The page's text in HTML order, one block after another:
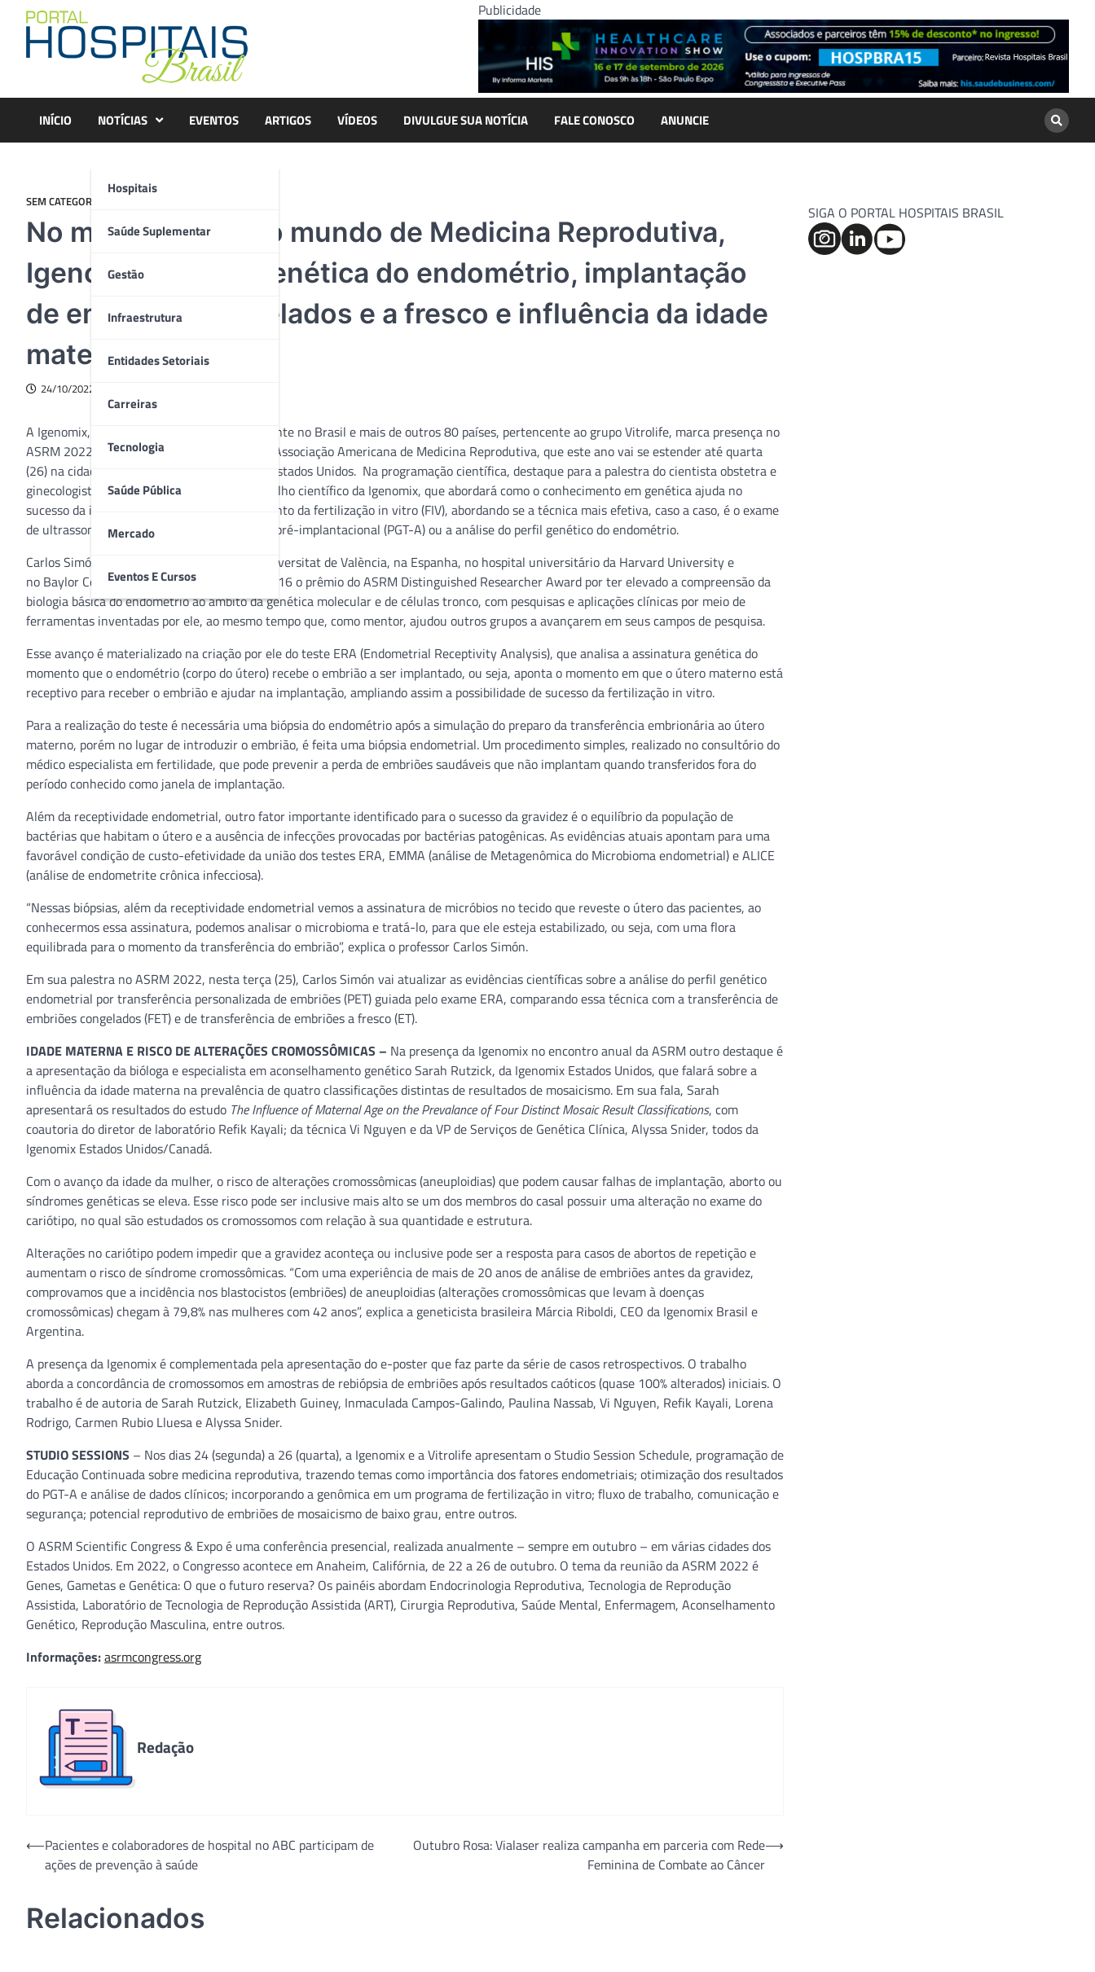
content
Publicidade
INÍCIO NOTÍCIAS
Hospitais
Saúde Suplementar
Gestão
Infraestrutura
Entidades Setoriais
Carreiras
Tecnologia
Saúde Pública
Mercado
Eventos E Cursos
EVENTOS ARTIGOS VÍDEOS DIVULGUE SUA NOTÍCIA FALE CONOSCO ANUNCIE
SEM CATEGORIA
No maior evento do mundo de Medicina Reprodutiva,
Igenomix aborda genética do endométrio, implantação
de embriões congelados e a fresco e influência da idade
materna
24/10/2022
A Igenomix, laboratório de biotecnologia atuante no Brasil e mais de outros 80 países, pertencente ao grupo Vitrolife, marca presença no
ASRM 2022, encontro anual promovido pela Associação Americana de Medicina Reprodutiva, que este ano vai se estender até quarta
(26) na cidade californiana de Anaheim, nos Estados Unidos. Na programação científica, destaque para a palestra do cientista obstetra e
ginecologista Carlos Simón, membro do conselho científico da Igenomix, que abordará como o conhecimento em genética ajuda no
sucesso da implantação do embrião no momento da fertilização in vitro (FIV), abordando se a técnica mais efetiva, caso a caso, é o exame
de ultrassom associado com o teste genético pré-implantacional (PGT-A) ou a análise do perfil genético do endométrio.
Carlos Simón, que é também professor na Universitat de València, na Espanha, no hospital universitário da Harvard University e
no Baylor College of Medicine, recebeu em 2016 o prêmio do ASRM Distinguished Researcher Award por ter elevado a compreensão da
biologia básica do endométrio ao âmbito da genética molecular e de células tronco, com pesquisas e aplicações clínicas por meio de
ferramentas inventadas por ele, ao mesmo tempo que, como mentor, ajudou outros grupos a avançarem em seus campos de pesquisa.
Esse avanço é materializado na criação por ele do teste ERA (Endometrial Receptivity Analysis), que analisa a assinatura genética do
momento que o endométrio (corpo do útero) recebe o embrião a ser implantado, ou seja, aponta o momento em que o útero materno está
receptivo para receber o embrião e ajudar na implantação, ampliando assim a possibilidade de sucesso da fertilização in vitro.
Para a realização do teste é necessária uma biópsia do endométrio após a simulação do preparo da transferência embrionária ao útero
materno, porém no lugar de introduzir o embrião, é feita uma biópsia endometrial. Um procedimento simples, realizado no consultório do
médico especialista em fertilidade, que pode prevenir a perda de embriões saudáveis que não implantam quando transferidos fora do
período conhecido como janela de implantação.
Além da receptividade endometrial, outro fator importante identificado para o sucesso da gravidez é o equilíbrio da população de
bactérias que habitam o útero e a ausência de infecções provocadas por bactérias patogênicas. As evidências atuais apontam para uma
favorável condição de custo-efetividade da união dos testes ERA, EMMA (análise de Metagenômica do Microbioma endometrial) e ALICE
(análise de endometrite crônica infecciosa).
“Nessas biópsias, além da receptividade endometrial vemos a assinatura de micróbios no tecido que reveste o útero das pacientes, ao
conhecermos essa assinatura, podemos analisar o microbioma e tratá-lo, para que ele esteja estabilizado, ou seja, com uma flora
equilibrada para o momento da transferência do embrião”, explica o professor Carlos Simón.
Em sua palestra no ASRM 2022, nesta terça (25), Carlos Simón vai atualizar as evidências científicas sobre a análise do perfil genético
endometrial por transferência personalizada de embriões (PET) guiada pelo exame ERA, comparando essa técnica com a transferência de
embriões congelados (FET) e de transferência de embriões a fresco (ET).
IDADE MATERNA E RISCO DE ALTERAÇÕES CROMOSSÔMICAS – Na presença da Igenomix no encontro anual da ASRM outro destaque é
a apresentação da bióloga e especialista em aconselhamento genético Sarah Rutzick, da Igenomix Estados Unidos, que falará sobre a
influência da idade materna na prevalência de quatro classificações distintas de resultados de mosaicismo. Em sua fala, Sarah
apresentará os resultados do estudo The Influence of Maternal Age on the Prevalance of Four Distinct Mosaic Result Classifications, com
coautoria do diretor de laboratório Refik Kayali; da técnica Vi Nguyen e da VP de Serviços de Genética Clínica, Alyssa Snider, todos da
Igenomix Estados Unidos/Canadá.
Com o avanço da idade da mulher, o risco de alterações cromossômicas (aneuploidias) que podem causar falhas de implantação, aborto ou
síndromes genéticas se eleva. Esse risco pode ser inclusive mais alto se um dos membros do casal possuir uma alteração no exame do
cariótipo, no qual são estudados os cromossomos com relação à sua quantidade e estrutura.
Alterações no cariótipo podem impedir que a gravidez aconteça ou inclusive pode ser a resposta para casos de abortos de repetição e
aumentam o risco de síndrome cromossômicas. “Com uma experiência de mais de 20 anos de análise de embriões antes da gravidez,
comprovamos que a incidência nos blastocistos (embriões) de aneuploidias (alterações cromossômicas que levam à doenças
cromossômicas) chegam à 79,8% nas mulheres com 42 anos”, explica a geneticista brasileira Márcia Riboldi, CEO da Igenomix Brasil e
Argentina.
A presença da Igenomix é complementada pela apresentação do e-poster que faz parte da série de casos retrospectivos. O trabalho
aborda a concordância de cromossomos em amostras de rebiópsia de embriões após resultados caóticos (quase 100% alterados) iniciais. O
trabalho é de autoria de Sarah Rutzick, Elizabeth Guiney, Inmaculada Campos-Galindo, Paulina Nassab, Vi Nguyen, Refik Kayali, Lorena
Rodrigo, Carmen Rubio Lluesa e Alyssa Snider.
STUDIO SESSIONS – Nos dias 24 (segunda) a 26 (quarta), a Igenomix e a Vitrolife apresentam o Studio Session Schedule, programação de
Educação Continuada sobre medicina reprodutiva, trazendo temas como importância dos fatores endometriais; otimização dos resultados
do PGT-A e análise de dados clínicos; incorporando a genômica em um programa de fertilização in vitro; fluxo de trabalho, comunicação e
segurança; potencial reprodutivo de embriões de mosaicismo de baixo grau, entre outros.
O ASRM Scientific Congress & Expo é uma conferência presencial, realizada anualmente – sempre em outubro – em várias cidades dos
Estados Unidos. Em 2022, o Congresso acontece em Anaheim, Califórnia, de 22 a 26 de outubro. O tema da reunião da ASRM 2022 é
Genes, Gametas e Genética: O que o futuro reserva? Os painéis abordam Endocrinologia Reprodutiva, Tecnologia de Reprodução
Assistida, Laboratório de Tecnologia de Reprodução Assistida (ART), Cirurgia Reprodutiva, Saúde Mental, Enfermagem, Aconselhamento
Genético, Reprodução Masculina, entre outros.
Informações:asrmcongress.org
Redação
Navegação
⟵Pacientes e colaboradores de hospital no ABC participam de
ações de prevenção à saúde
Outubro Rosa: Vialaser realiza campanha em parceria com Rede
Feminina de Combate ao Câncer
⟶
Relacionados
SIGA O PORTAL HOSPITAIS BRASIL